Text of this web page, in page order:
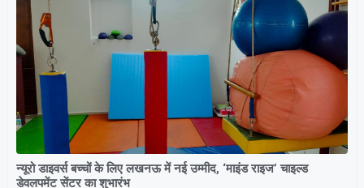
न्यूरो डाइवर्स बच्चों के लिए लखनऊ में नई उम्मीद, ‘माइंड राइज’ चाइल्ड
डेवलपमेंट सेंटर का शुभारंभ